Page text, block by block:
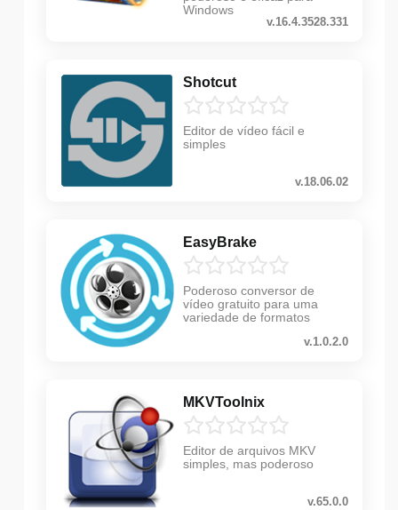
Windows
v.16.4.3528.331
Shotcut
Editor de vídeo fácil e
simples
v.18.06.02
EasyBrake
Poderoso conversor de
vídeo gratuito para uma
variedade de formatos
v.1.0.2.0
MKVToolnix
Editor de arquivos MKV
simples, mas poderoso
v.65.0.0